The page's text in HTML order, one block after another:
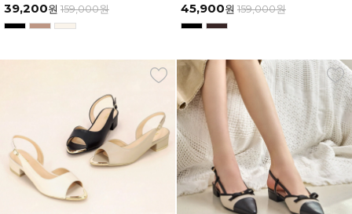
39,200원 159,000원 45,900원 159,000원